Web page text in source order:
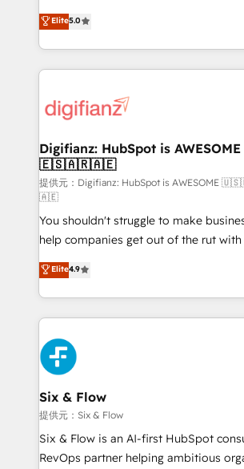
is there for you to: - Grow revenue, and run your
business more efficiently - Build stronger
more people - Get the most out of your HubSpot
investment
enable mid-market and enterprise
maximise their return from digital and
growth. We modernise platforms, streamline
operations that are causing
supercharge revenue operations Key services: • CRM
Transformation / Web Development •
Sales Consulting • Marketing Automation
makes us different? 🚀 Top 0.5% of global HubSpot
agencies ⚙️ The strongest technical ability and
integration capabilities 💼 Consultative, long-term
partners who will embed ourselves
business, processes and systems 🏢 We specialise in
working with mid-market and
organisations, global organisations
complex use cases 🏆 CRM Implementation,
Platform Enablement, Custom
Onboarding Accredited 🔐 ISO27001 & ISO9001
Certified
Elite5.0
Digifianz: HubSpot is
🇪🇸🇦🇷🇦🇪
提供元：Digifianz: HubSpot is
🇦🇪
You shouldn't struggle to make
help companies get out of the rut
process-oriented teams implementing
Marketing, Sales, Service, CMS and
so selling and actually engaging with
feels easy and pain-free. We are a top ranked
HubSpot Elite Partner, winner of
and Customer First Awards, 4.9/5
Reviews and 4.9/5 rating in Clutch Reviews.
helps the following industries: logistics &
improvement & construction, branding
commercialization, real estate, health,
SaaS, Software Dev & IT and
Elite4.9
Six & Flow
提供元：Six & Flow
Six & Flow is an AI-first HubSpot
RevOps partner helping ambitious